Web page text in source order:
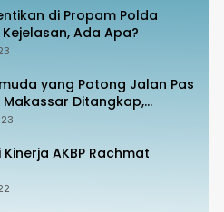
di Propam Polda
Ada Apa?
yang Potong Jalan Pas
Makassar Ditangkap,
Liar
Kinerja AKBP Rachmat